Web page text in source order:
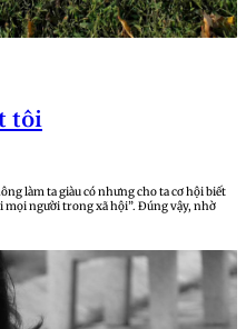
tôi
làm ta giàu có nhưng cho ta cơ hội biết
mọi người trong xã hội”. Đúng vậy, nhờ